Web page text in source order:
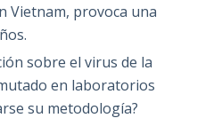
Vietnam, provoca una
sobre el virus de la
en laboratorios
su metodología?